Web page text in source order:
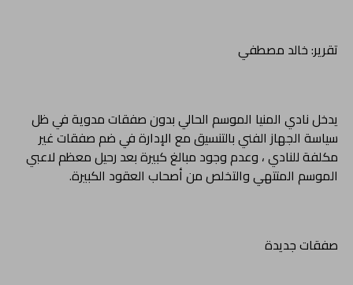
تقرير: خالد مصطفي
يدخل نادي المنيا الموسم الحالي بدون صفقات مدوية في ظل
سياسة الجهاز الفني بالتنسيق مع الإدارة في ضم صفقات غير
مكلفة للنادي ، وعدم وجود مبالغ كبيرة بعد رحيل معظم لاعبي
الموسم المتتهي والتخلص من أصحاب العقود الكبيرة.
صفقات جديدة